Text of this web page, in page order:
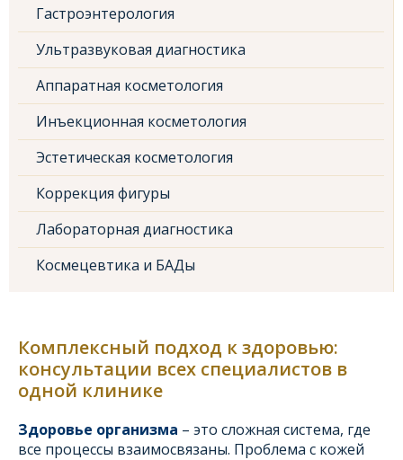
Гастроэнтерология
Ультразвуковая диагностика
Аппаратная косметология
Инъекционная косметология
Эстетическая косметология
Коррекция фигуры
Лабораторная диагностика
Космецевтика и БАДы
Комплексный подход к здоровью:
консультации всех специалистов в
одной клинике
Здоровье организма – это сложная система, где
все процессы взаимосвязаны. Проблема с кожей